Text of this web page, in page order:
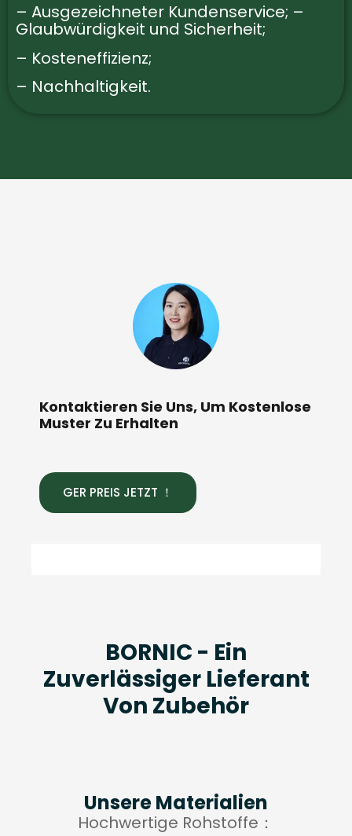
– Ausgezeichneter Kundenservice; –
Glaubwürdigkeit und Sicherheit;
– Kosteneffizienz;
– Nachhaltigkeit.
Kontaktieren Sie Uns, Um Kostenlose
Muster Zu Erhalten
GER PREIS JETZT ！
BORNIC - Ein
Zuverlässiger Lieferant
Von Zubehör
Unsere Materialien
Hochwertige Rohstoffe：